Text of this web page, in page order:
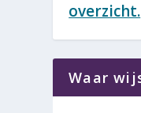
overzicht.
Waar